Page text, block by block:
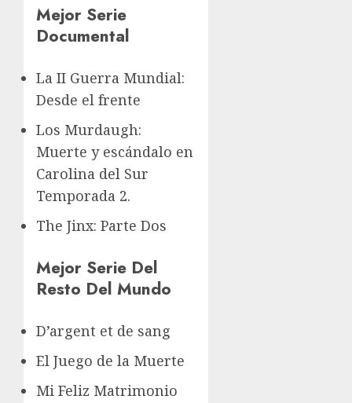
Mejor Serie
Documental
La II Guerra Mundial:
Desde el frente
Los Murdaugh:
Muerte y escándalo en
Carolina del Sur
Temporada 2.
The Jinx: Parte Dos
Mejor Serie Del
Resto Del Mundo
D’argent et de sang
El Juego de la Muerte
Mi Feliz Matrimonio